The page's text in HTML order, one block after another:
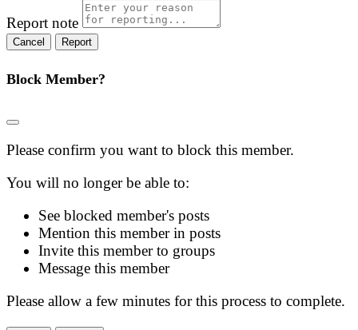
Report note
Report
Block Member?
Please confirm you want to block this member.
You will no longer be able to:
See blocked member's posts
Mention this member in posts
Invite this member to groups
Message this member
Please allow a few minutes for this process to complete.